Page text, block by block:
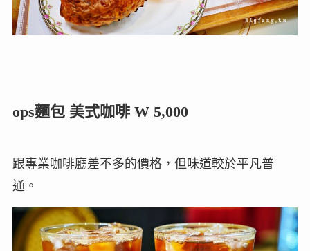
ops麵包 美式咖啡 ₩ 5,000
跟專業咖啡廳差不多的價格，但味道較於平凡普
通。